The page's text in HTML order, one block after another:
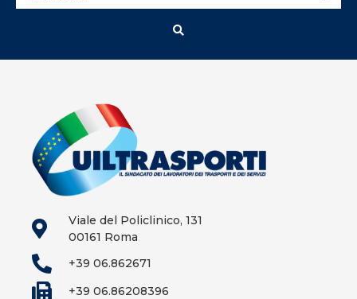
Viale del Policlinico, 131
00161 Roma
+39 06.862671
+39 06.86208396